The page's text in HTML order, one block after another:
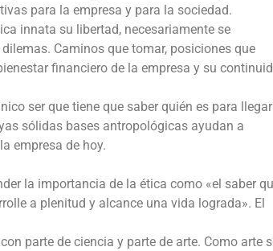
para la empresa y para la sociedad.
innata su libertad, necesariamente se
Caminos que tomar, posiciones que
financiero de la empresa y su
ser que tiene que saber quién es para
sólidas bases antropológicas ayudan a
empresa de hoy.
la importancia de la ética como «el saber
a plenitud y alcance una vida lograda». El
parte de ciencia y parte de arte. Como arte